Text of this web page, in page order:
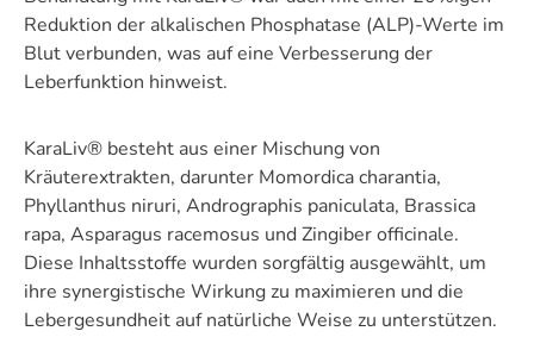
Reduktion der alkalischen Phosphatase (ALP)-Werte im
Blut verbunden, was auf eine Verbesserung der
Leberfunktion hinweist​​​​.
KaraLiv® besteht aus einer Mischung von
Kräuterextrakten, darunter Momordica charantia,
Phyllanthus niruri, Andrographis paniculata, Brassica
rapa, Asparagus racemosus und Zingiber officinale.
Diese Inhaltsstoffe wurden sorgfältig ausgewählt, um
ihre synergistische Wirkung zu maximieren und die
Lebergesundheit auf natürliche Weise zu unterstützen.